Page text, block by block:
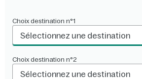
Choix destination n°1
Sélectionnez une destination
Choix destination n°2
Sélectionnez une destination